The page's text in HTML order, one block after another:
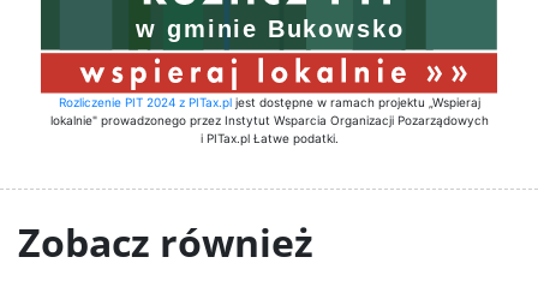
Rozliczenie PIT 2024 z PITax.pljest dostępne w ramach projektu „Wspieraj
lokalnie" prowadzonego przez Instytut Wsparcia Organizacji Pozarządowych
i PITax.pl Łatwe podatki.
Zobacz również